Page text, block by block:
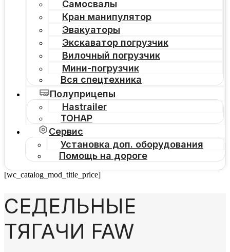
Самосвалы
Кран манипулятор
Эвакуаторы
Экскаватор погрузчик
Вилочный погрузчик
Мини-погрузчик
Вся спецтехника
Полуприцепы
Hastrailer
ТОНАР
Сервис
Установка доп. оборудования
Помощь на дороге
[wc_catalog_mod_title_price]
СЕДЕЛЬНЫЕ
ТЯГАЧИ FAW